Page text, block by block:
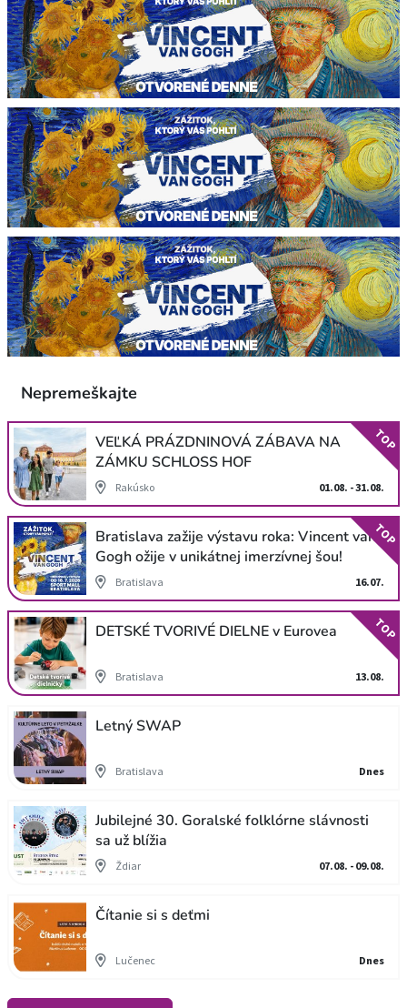
Nepremeškajte
VEĽKÁ PRÁZDNINOVÁ ZÁBAVA NA
ZÁMKU SCHLOSS HOF
Rakúsko 01.08. - 31.08.
TOP
Bratislava zažije výstavu roka: Vincent van
Gogh ožije v unikátnej imerzívnej šou!
Bratislava 16.07.
TOP
DETSKÉ TVORIVÉ DIELNE v Eurovea
Bratislava 13.08.
TOP
Letný SWAP
Bratislava Dnes
Jubilejné 30. Goralské folklórne slávnosti
sa už blížia
Ždiar 07.08. - 09.08.
Čítanie si s deťmi
Lučenec Dnes